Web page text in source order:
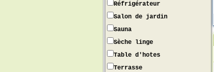
Réfrigérateur
Salon de jardin
Sauna
Sèche linge
Table d'hotes
Terrasse